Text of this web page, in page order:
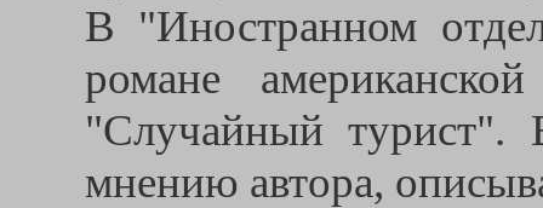
В "Иностранном
романе
"Случайный турист".
мнению автора,